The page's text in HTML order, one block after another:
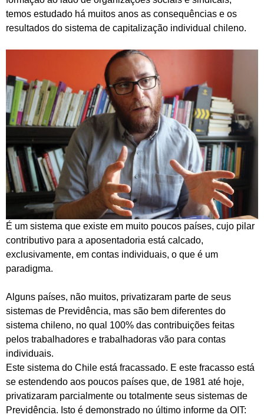
temos estudado há muitos anos as consequências e os
resultados do sistema de capitalização individual chileno.
É um sistema que existe em muito poucos países, cujo pilar
contributivo para a aposentadoria está calcado,
exclusivamente, em contas individuais, o que é um
paradigma.
Alguns países, não muitos, privatizaram parte de seus
sistemas de Previdência, mas são bem diferentes do
sistema chileno, no qual 100% das contribuições feitas
pelos trabalhadores e trabalhadoras vão para contas
individuais.
Este sistema do Chile está fracassado. E este fracasso está
se estendendo aos poucos países que, de 1981 até hoje,
privatizaram parcialmente ou totalmente seus sistemas de
Previdência. Isto é demonstrado no último informe da OIT: